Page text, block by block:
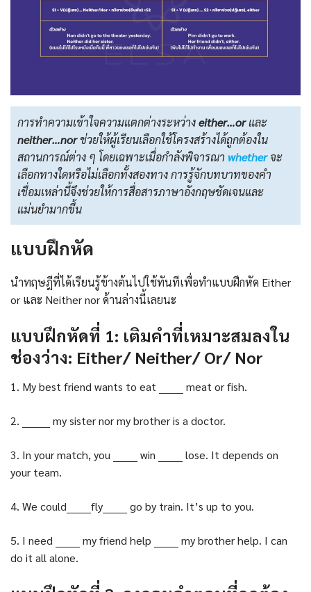
การทำความเข้าใจความแตกต่างระหว่างeither…orและ
neither…norช่วยให้ผู้เรียนเลือกใช้โครงสร้างได้ถูกต้องใน
สถานการณ์ต่าง ๆ โดยเฉพาะเมื่อกำลังพิจารณา whetherจะ
เลือกทางใดหรือไม่เลือกทั้งสองทาง การรู้จักบทบาทของคำ
เชื่อมเหล่านี้จึงช่วยให้การสื่อสารภาษาอังกฤษชัดเจนและ
แม่นยำมากขึ้น
แบบฝึกหัด
นำทฤษฎีที่ได้เรียนรู้ข้างต้นไปใช้ทันทีเพื่อทำแบบฝึกหัด Either
or และ Neither nor ด้านล่างนี้เลยนะ
แบบฝึกหัดที่ 1: เติมคำที่เหมาะสมลงใน
ช่องว่าง: Either/ Neither/ Or/ Nor
1. My best friend wants to eat _______ meat or fish.
2. ________ my sister nor my brother is a doctor.
3. In your match, you _______ win _______ lose. It depends on
your team.
4. We could_______fly_______ go by train. It’s up to you.
5. I need _______ my friend help _______ my brother help. I can
do it all alone.